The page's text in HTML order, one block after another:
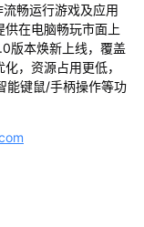
畅运行游戏及应用
供在电脑畅玩市面上
版本焕新上线，覆盖
，资源占用更低，
能键鼠/手柄操作等功